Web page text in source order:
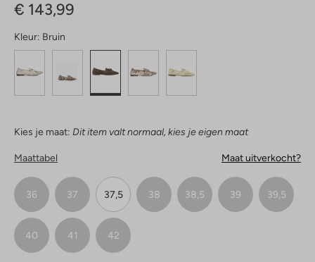
€ 143,99
Kleur: Bruin
Kies je maat: Dit item valt normaal, kies je eigen maat
Maattabel Maat uitverkocht?
36 37 37,5 38 38,5 39 39,5
40 41 42